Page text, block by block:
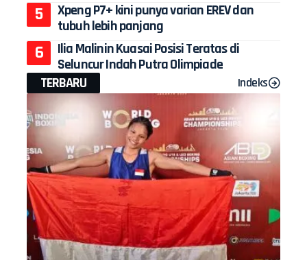
Xpeng P7+ kini punya varian EREV dan
tubuh lebih panjang
Ilia Malinin Kuasai Posisi Teratas di
Seluncur Indah Putra Olimpiade
TERBARU
Indeks